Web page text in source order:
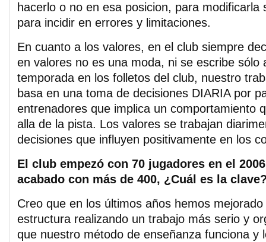
hacerlo o no en esa posicion, para modificarla
para incidir en errores y limitaciones.
En cuanto a los valores, en el club siempre
en valores no es una moda, ni se escribe sólo
temporada en los folletos del club, nuestro
basa en una toma de decisiones DIARIA por
entrenadores que implica un comportamiento
alla de la pista. Los valores se trabajan
decisiones que influyen positivamente en los
El club empezó con 70 jugadores en el
acabado con más de 400, ¿Cuál es la
Creo que en los últimos años hemos
estructura realizando un trabajo más serio y
que nuestro método de enseñanza funciona y